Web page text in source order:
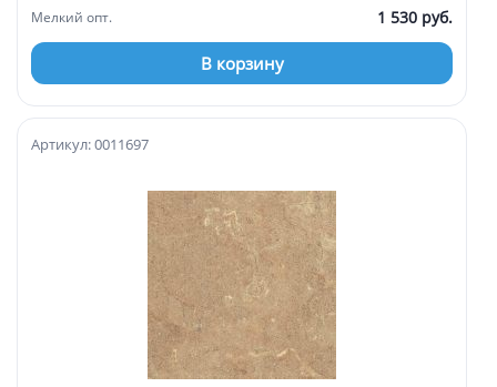
Мелкий опт. 1 530 руб.
В корзину
Артикул: 0011697